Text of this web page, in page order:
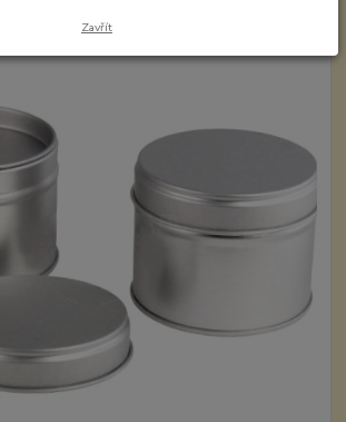
Zavřít